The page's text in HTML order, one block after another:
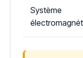
Système